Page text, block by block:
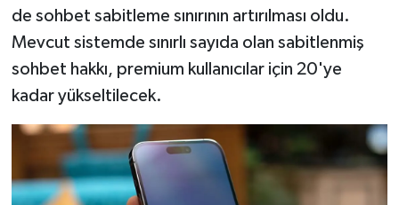
de sohbet sabitleme sınırının artırılması oldu.
Mevcut sistemde sınırlı sayıda olan sabitlenmiş
sohbet hakkı, premium kullanıcılar için 20'ye
kadar yükseltilecek.